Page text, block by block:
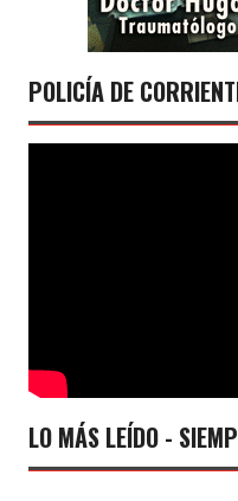
POLICÍA DE
LO MÁS LEÍDO -